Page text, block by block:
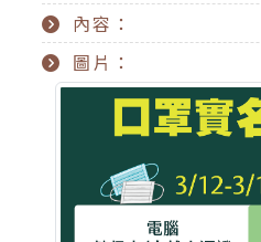
內容：
圖片：